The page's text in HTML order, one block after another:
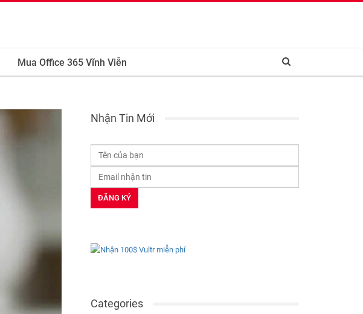
Mua Office 365 Vĩnh Viễn
Nhận Tin Mới
Categories